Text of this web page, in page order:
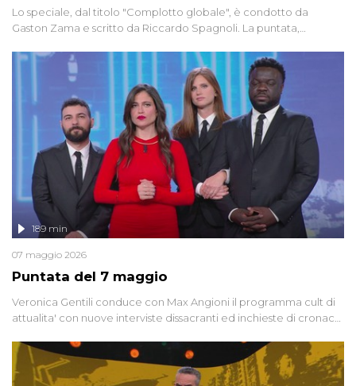
Lo speciale, dal titolo "Complotto globale", è condotto da
Gaston Zama e scritto da Riccardo Spagnoli. La puntata,
racconta l'universo delle narrazioni alternative, dei sospetti
globali e del complottismo che negli ultimi anni hanno invaso
social network, talk show, piazze digitali e immaginario collettivo.
Puntata del 7 maggio
189 min
07 maggio 2026
Veronica Gentili conduce con Max Angioni il programma cult di
attualita' con nuove interviste dissacranti ed inchieste di cronaca